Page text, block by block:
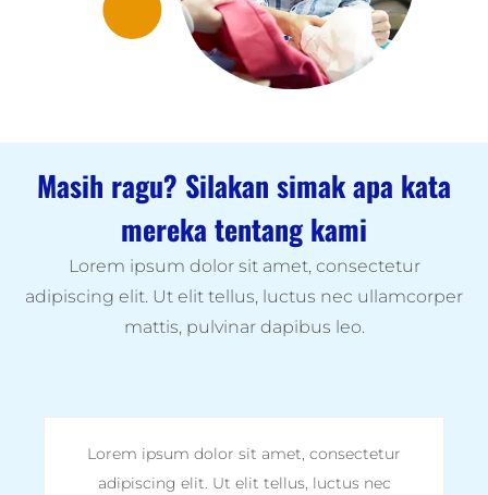
Masih ragu? Silakan simak apa kata
mereka tentang kami
Lorem ipsum dolor sit amet, consectetur
adipiscing elit. Ut elit tellus, luctus nec ullamcorper
mattis, pulvinar dapibus leo.
Lorem ipsum dolor sit amet, consectetur
adipiscing elit. Ut elit tellus, luctus nec